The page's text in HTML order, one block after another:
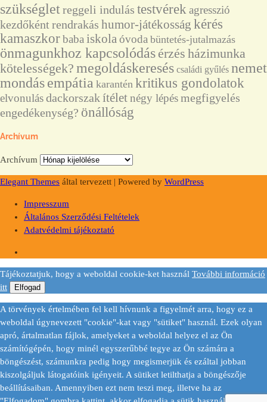
szükséglet reggeli indulás testvérek agresszió
kezdőként rendrakás humor-játékosság kérés
kamaszkorbaba iskola óvoda büntetés-jutalmazás
önmagunkhoz kapcsolódás érzés házimunka
kötelességek? megoldáskeresés családi gyűlés nemet
mondásempátia karantén kritikus gondolatok
elvonulásdackorszak ítéletnégy lépésmegfigyelés
engedékenység? önállóság
Archívum
Archívum
Elegant Themes által tervezett | Powered by WordPress
Impresszum
Általános Szerződési Feltételek
Adatvédelmi tájékoztató
Tájékoztatjuk, hogy a weboldal cookie-ket használ További információ
itt
Elfogad
A törvények értelmében fel kell hívnunk a figyelmét arra, hogy ez a
weboldal úgynevezett "cookie"-kat vagy "sütiket" használ. Ezek olyan
apró, ártalmatlan fájlok, amelyeket a weboldal helyez el az Ön
számítógépén, hogy minél egyszerűbbé tegye az Ön számára a
böngészést, számunkra pedig hogy megismerjük és ezáltal jobban
kiszolgáljuk látogatóink igényeit. A sütiket letilthatja a böngészője
beállításaiban. Amennyiben ezt nem teszi meg, illetve ha az